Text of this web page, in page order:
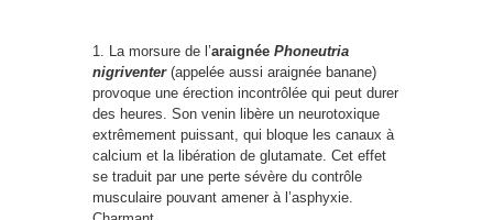
1. La morsure de l’araignée Phoneutria
nigriventer (appelée aussi araignée banane)
provoque une érection incontrôlée qui peut durer
des heures. Son venin libère un neurotoxique
extrêmement puissant, qui bloque les canaux à
calcium et la libération de glutamate. Cet effet
se traduit par une perte sévère du contrôle
musculaire pouvant amener à l’asphyxie.